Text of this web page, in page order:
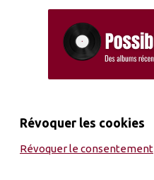
Révoquer les cookies
Révoquer le consentement